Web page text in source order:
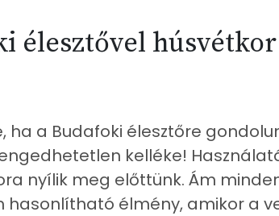
élesztővel
ha a Budafoki élesztőre
kelléke!
nyílik meg előttünk. Ám
hasonlítható élmény, amikor a